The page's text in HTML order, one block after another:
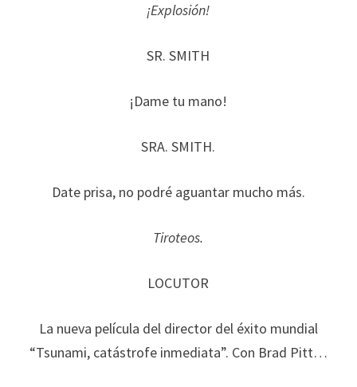
¡Explosión!
SR. SMITH
¡Dame tu mano!
SRA. SMITH.
Date prisa, no podré aguantar mucho más.
Tiroteos.
LOCUTOR
La nueva película del director del éxito mundial
“Tsunami, catástrofe inmediata”. Con Brad Pitt…